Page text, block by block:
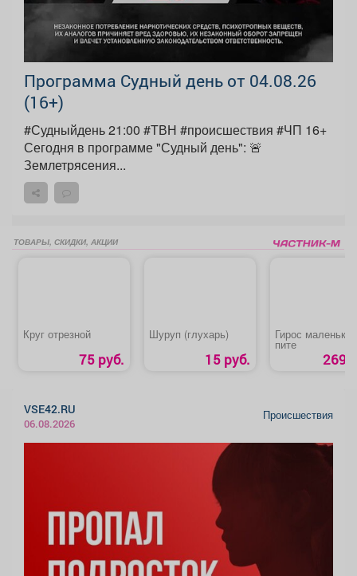
Программа Судный день от 04.08.26
(16+)
#Судныйдень 21:00 #ТВН #происшествия #ЧП 16+
Сегодня в программе "Судный день": 🚨
Землетрясения...
ТОВАРЫ, СКИДКИ, АКЦИИ
Круг отрезной
75 руб.
Шуруп (глухарь)
15 руб.
Гирос
пите
269
VSE42.RU
06.08.2026
Происшествия